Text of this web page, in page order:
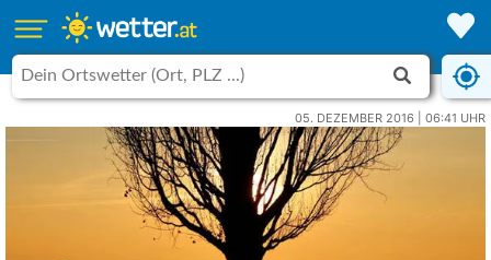
05. DEZEMBER 2016 | 06:41 UHR